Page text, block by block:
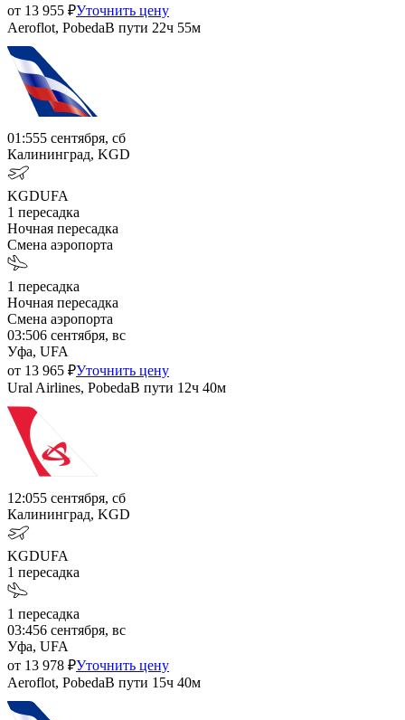
от 13 955 ₽Уточнить цену
Aeroflot, PobedaВ пути 22ч 55м
01:555 сентября, сб
Калининград, KGD
KGDUFA
1 пересадка
Ночная пересадка
Смена аэропорта
1 пересадка
Ночная пересадка
Смена аэропорта
03:506 сентября, вс
Уфа, UFA
от 13 965 ₽Уточнить цену
Ural Airlines, PobedaВ пути 12ч 40м
12:055 сентября, сб
Калининград, KGD
KGDUFA
1 пересадка
1 пересадка
03:456 сентября, вс
Уфа, UFA
от 13 978 ₽Уточнить цену
Aeroflot, PobedaВ пути 15ч 40м